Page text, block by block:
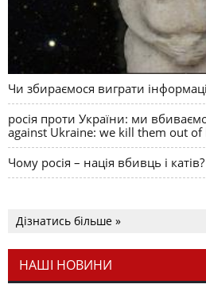
Чи збираємося виграти
росія проти України: ми
against Ukraine: we kill them out of
Чому росія – нація вбивць і катів?
Дізнатись більше »
НАШІ НОВИНИ